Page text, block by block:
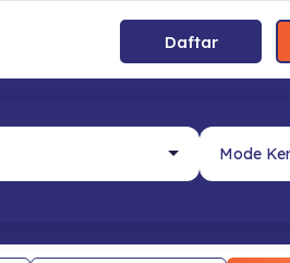
Daftar